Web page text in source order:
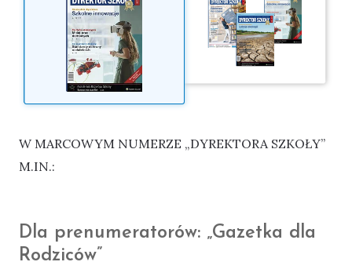
W MARCOWYM NUMERZE „DYREKTORA SZKOŁY”
M.IN.:
Dla prenumeratorów: „Gazetka dla
Rodziców”